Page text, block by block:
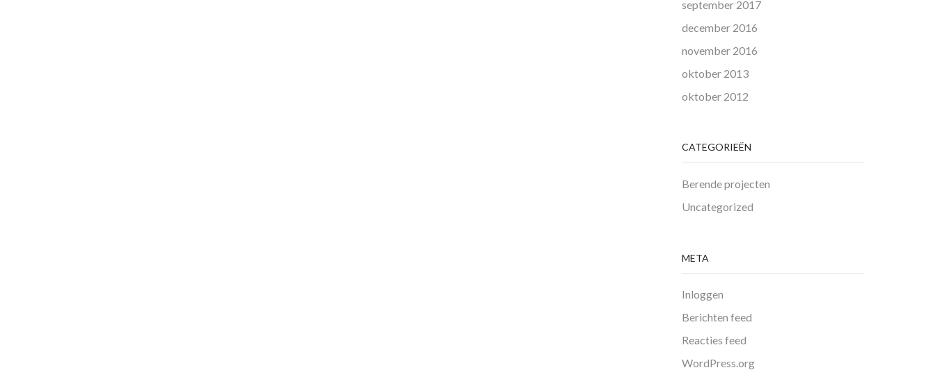
september 2017
december 2016
november 2016
oktober 2013
oktober 2012
CATEGORIEËN
Berende projecten
Uncategorized
META
Inloggen
Berichten feed
Reacties feed
WordPress.org